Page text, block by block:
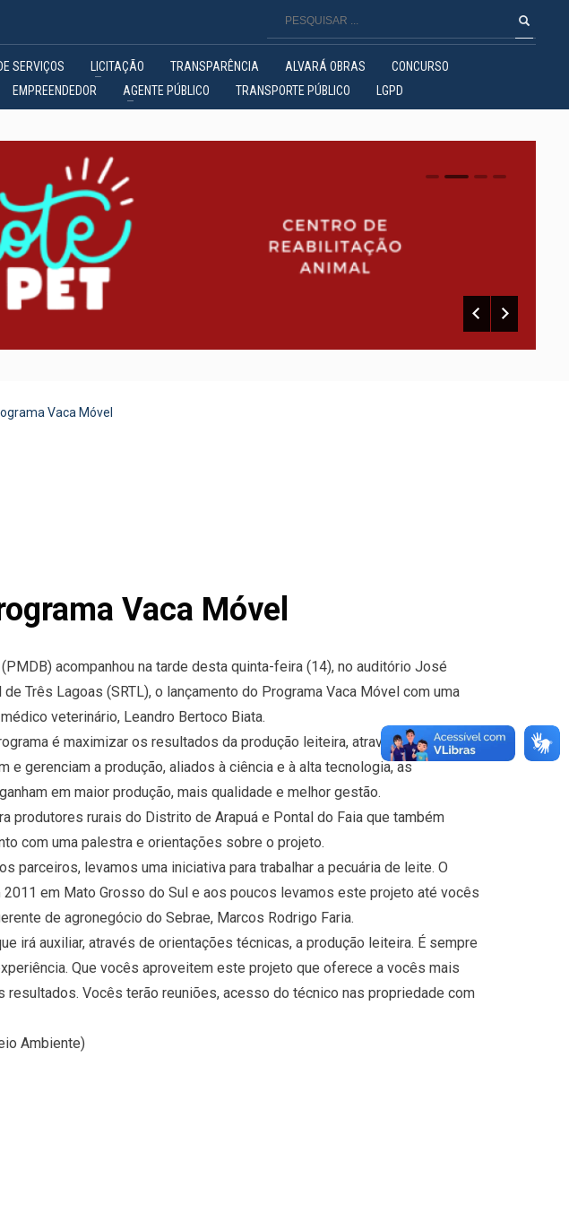
SERVIÇOS LICITAÇÃO TRANSPARÊNCIA ALVARÁ OBRAS
CONCURSO
EMPREENDEDOR AGENTE PÚBLICO TRANSPORTE PÚBLICO LGPD
0 1 2
Vaca Móvel
Vaca Móvel
acompanhou na tarde desta quinta-feira (14), no auditório José
de Três Lagoas (SRTL), o lançamento do Programa Vaca Móvel com uma
veterinário, Leandro Bertoco Biata.
é maximizar os resultados da produção leiteira, através de
e gerenciam a produção, aliados à ciência e à alta tecnologia, as
em maior produção, mais qualidade e melhor gestão.
produtores rurais do Distrito de Arapuá e Pontal do Faia que também
com uma palestra e orientações sobre o projeto.
os parceiros, levamos uma iniciativa para trabalhar a pecuária de leite. O
em Mato Grosso do Sul e aos poucos levamos este projeto até vocês
de agronegócio do Sebrae, Marcos Rodrigo Faria.
auxiliar, através de orientações técnicas, a produção leiteira. É sempre
Que vocês aproveitem este projeto que oferece a vocês mais
Vocês terão reuniões, acesso do técnico nas propriedade com
Ambiente)